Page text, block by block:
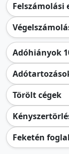
Felszámolási
Adóhiányok
Törölt cégek
Feketén